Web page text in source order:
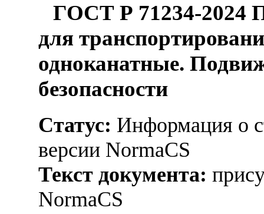
ГОСТ Р 71234-2024
для
одноканатные.
безопасности
Статус: Информация о
версии NormaCS
Текст документа:
NormaCS